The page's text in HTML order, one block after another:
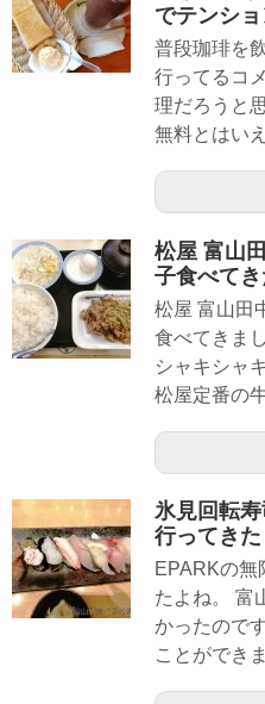
でテンショ
普段珈琲を
行ってるコ
理だろうと
無料とはい
松屋 富山
子食べてき
松屋 富山田
食べてきま
シャキシャ
松屋定番の
氷見回転
行ってき
EPARKの無
たよね。 富
かったので
ことができ